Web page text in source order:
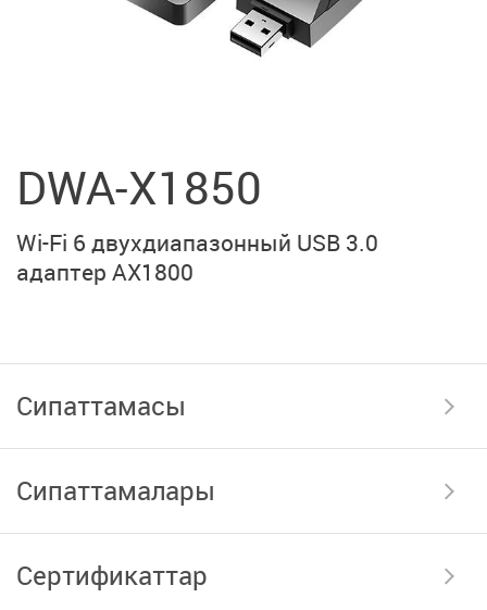
DWA-X1850
Wi-Fi 6 двухдиапазонный USB 3.0
адаптер AX1800
Сипаттамасы
Сипаттамалары
Сертификаттар